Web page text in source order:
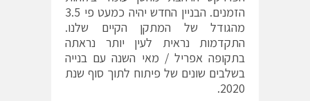
הזמנים. הבניין החדש יהיה כמעט פי 3.5
מהגודל של המתקן הקיים שלנו.
התקדמות נראית לעין יותר נראתה
בתקופה אפריל / מאי השנה עם בנייה
בשלבים שונים של פיתוח לתוך סוף שנת
2020.